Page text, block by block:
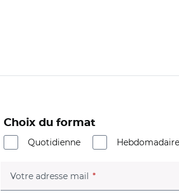
Choix du format
Quotidienne
Hebdomadaire
Votre adresse mail (champ obligatoire)